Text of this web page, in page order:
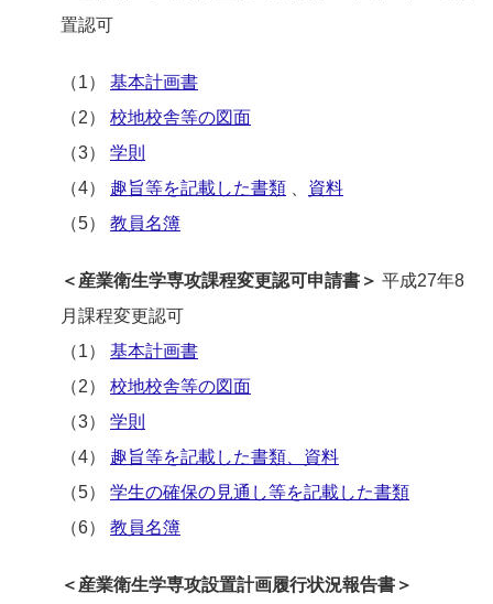
置認可
（1） 基本計画書
（2）
校地校舎等の図面
（3）
学則
（4）
趣旨等を記載した書類
資料
（5）
教員名簿
＜産業衛生学専攻課程変更認可申請書＞ 平成27年8
月課程変更認可
（1） 基本計画書
（2） 校地校舎等の図面
（3） 学則
（4） 趣旨等を記載した書類、資料
（5） 学生の確保の見通し等を記載した書類
（6） 教員名簿
＜産業衛生学専攻設置計画履行状況報告書＞